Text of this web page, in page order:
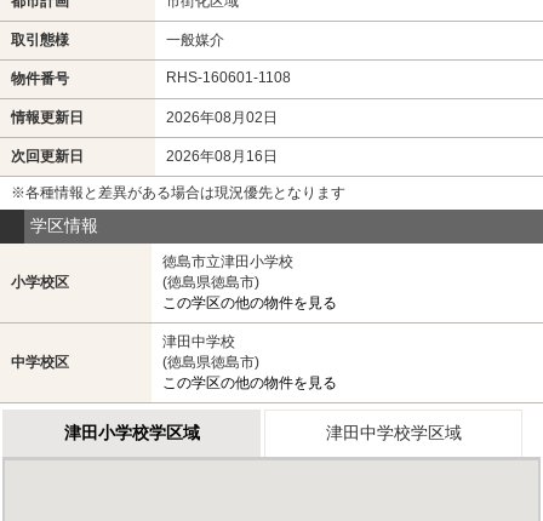
取引態様 一般媒介
物件番号 RHS-160601-1108
情報更新日 2026年08月02日
次回更新日 2026年08月16日
※各種情報と差異がある場合は現況優先となります
学区情報
小学校区
徳島市立津田小学校
(徳島県徳島市)
この学区の他の物件を見る
中学校区
津田中学校
(徳島県徳島市)
この学区の他の物件を見る
津田小学校学区域 津田中学校学区域